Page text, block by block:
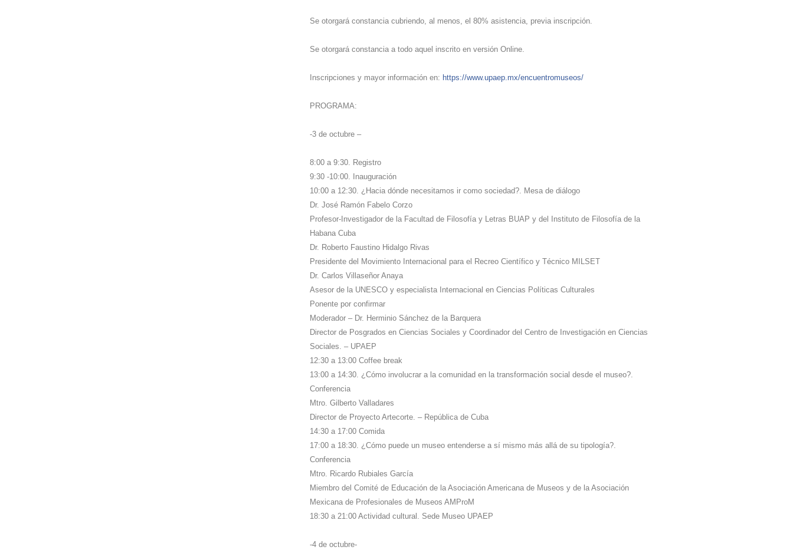
Se otorgará constancia cubriendo, al menos, el 80% asistencia, previa inscripción.
Se otorgará constancia a todo aquel inscrito en versión Online.
Inscripciones y mayor información en: https://www.upaep.mx/encuentromuseos/
PROGRAMA:
-3 de octubre –
8:00 a 9:30. Registro
9:30 -10:00. Inauguración
10:00 a 12:30. ¿Hacia dónde necesitamos ir como sociedad?. Mesa de diálogo
Dr. José Ramón Fabelo Corzo
Profesor-Investigador de la Facultad de Filosofía y Letras BUAP y del Instituto de Filosofía de la
Habana Cuba
Dr. Roberto Faustino Hidalgo Rivas
Presidente del Movimiento Internacional para el Recreo Científico y Técnico MILSET
Dr. Carlos Villaseñor Anaya
Asesor de la UNESCO y especialista Internacional en Ciencias Políticas Culturales
Ponente por confirmar
Moderador – Dr. Herminio Sánchez de la Barquera
Director de Posgrados en Ciencias Sociales y Coordinador del Centro de Investigación en Ciencias
Sociales. – UPAEP
12:30 a 13:00 Coffee break
13:00 a 14:30. ¿Cómo involucrar a la comunidad en la transformación social desde el museo?.
Conferencia
Mtro. Gilberto Valladares
Director de Proyecto Artecorte. – República de Cuba
14:30 a 17:00 Comida
17:00 a 18:30. ¿Cómo puede un museo entenderse a sí mismo más allá de su tipología?.
Conferencia
Mtro. Ricardo Rubiales García
Miembro del Comité de Educación de la Asociación Americana de Museos y de la Asociación
Mexicana de Profesionales de Museos AMProM
18:30 a 21:00 Actividad cultural. Sede Museo UPAEP
-4 de octubre-